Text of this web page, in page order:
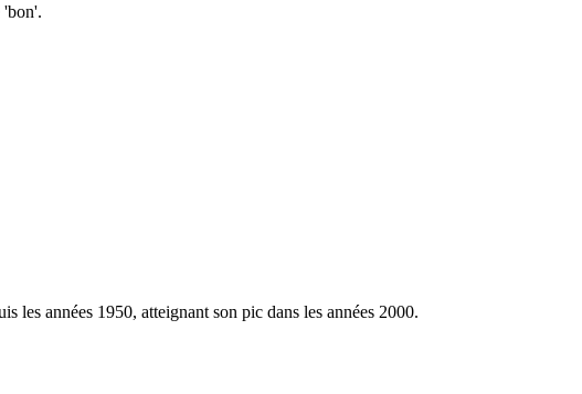
'bon'.
les années 1950, atteignant son pic dans les années 2000.